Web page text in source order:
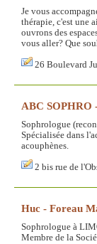
Je vous
thérapie, c'est une
ouvrons des
vous aller? Que
26 Boulevard
ABC SOPHRO
Sophrologue
Spécialisée dans
acouphènes.
2 bis rue de
Huc - Foreau
Sophrologue à
Membre de la